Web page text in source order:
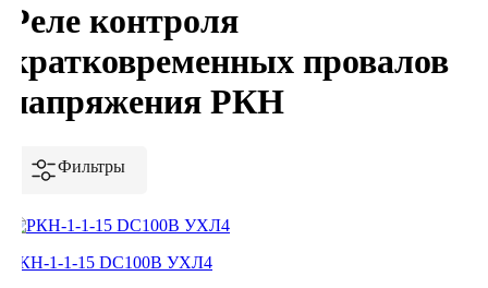
Реле контроля
кратковременных провалов
напряжения РКН
Фильтры
РКН-1-1-15 DC100В УХЛ4